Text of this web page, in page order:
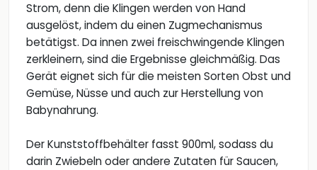
Strom, denn die Klingen werden von Hand
ausgelöst, indem du einen Zugmechanismus
betätigst. Da innen zwei freischwingende Klingen
zerkleinern, sind die Ergebnisse gleichmäßig. Das
Gerät eignet sich für die meisten Sorten Obst und
Gemüse, Nüsse und auch zur Herstellung von
Babynahrung.
Der Kunststoffbehälter fasst 900ml, sodass du
darin Zwiebeln oder andere Zutaten für Saucen,